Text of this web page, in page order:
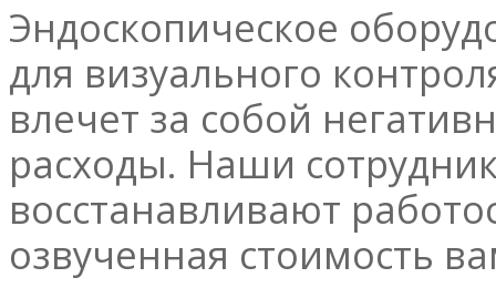
Эндоскопическое
для визуального
влечет за собой
расходы. Наши
восстанавливают
озвученная стоимость